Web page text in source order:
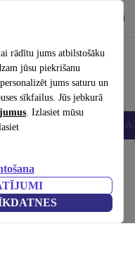
rādītu jums atbilstošāku
jūsu piekrišanu
jums saturu un
sīkfailus. Jūs jebkurā
. Izlasiet mūsu
Viedpulksteņi
Stratocaster